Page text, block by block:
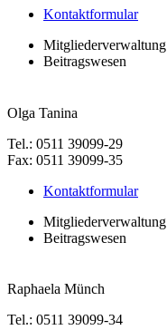
Kontaktformular
Mitgliederverwaltung
Beitragswesen
Olga Tanina
Tel.: 0511 39099-29
Fax: 0511 39099-35
Kontaktformular
Mitgliederverwaltung
Beitragswesen
Raphaela Münch
Tel.: 0511 39099-34